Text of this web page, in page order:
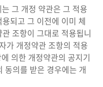
그 개정 약관은 그 적용
되고 그 이전에 이미 체
조항이 그대로 적용됩니
가 개정약관 조항의 적용
의한 개정약관의 공지기
동의를 받은 경우에는 개